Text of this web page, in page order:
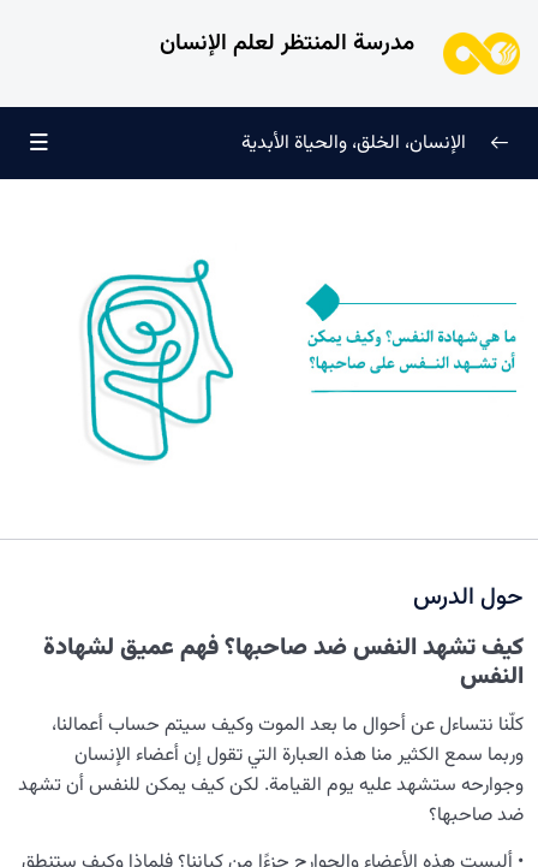
مدرسة المنتظر لعلم الإنسان
سرّ الفرح والسكينة الدائمة
نضوج الطفل الغالي للروح 0/8
ما هو عهدنا مع الله؟ لماذا يجب أن يظل حيًا في ذاكرتنا؟
ما أهمية الارتباط بالخلود؟ وما المقصود بحياة الإنسان الأبدية؟
مفهوم الطفل الغالي للروح: ما هو؟ وما هي احتياجاته وكيف
يتحقق النضج الروحي؟
كيف تُستنبط القوانين الخفية للنفس من قوانين الكون؟
الإنسان، الخلق، والحياة الأبدية
حول الدرس
كيف تشهد النفس ضد صاحبها؟ فهم عميق لشهادة
النفس
كلّنا نتساءل عن أحوال ما بعد الموت وكيف سيتم حساب أعمالنا،
وربما سمع الكثير منا هذه العبارة التي تقول إن أعضاء الإنسان
وجوارحه ستشهد عليه يوم القيامة. لكن كيف يمكن للنفس أن تشهد
ضد صاحبها؟